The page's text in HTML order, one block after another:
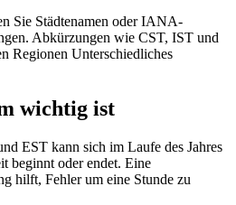
Sie Städtenamen oder IANA-
Abkürzungen wie CST, IST und
Regionen Unterschiedliches
wichtig ist
EST kann sich im Laufe des Jahres
beginnt oder endet. Eine
hilft, Fehler um eine Stunde zu